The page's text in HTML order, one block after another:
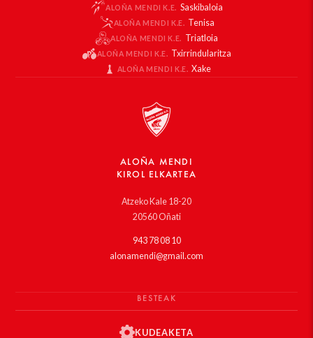
ALOÑA MENDI K.E. Saskibaloia
ALOÑA MENDI K.E. Tenisa
ALOÑA MENDI K.E. Triatloia
ALOÑA MENDI K.E. Txirrindularitza
ALOÑA MENDI K.E. Xake
ALOÑA MENDI
KIROL ELKARTEA
Atzeko Kale 18-20
20560 Oñati
943 78 08 10
alonamendi@gmail.com
BESTEAK
KUDEAKETA